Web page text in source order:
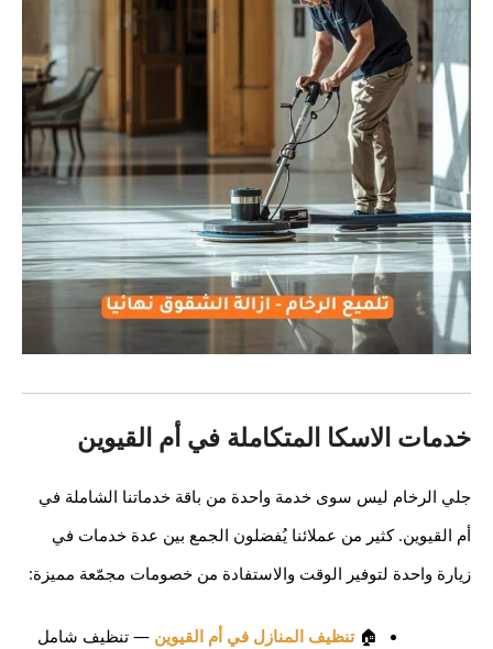
خدمات الاسكا المتكاملة في أم القيوين
جلي الرخام ليس سوى خدمة واحدة من باقة خدماتنا الشاملة في
أم القيوين. كثير من عملائنا يُفضلون الجمع بين عدة خدمات في
زيارة واحدة لتوفير الوقت والاستفادة من خصومات مجمّعة مميزة:
🏠تنظيف المنازل في أم القيوين — تنظيف شامل